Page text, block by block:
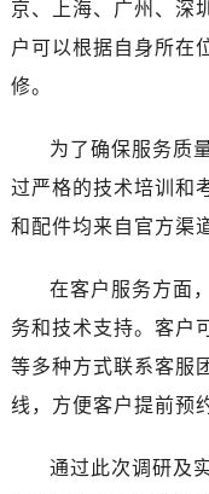
京、上海、广州、深
户可以根据自身所在
修。
为了确保服务质
过严格的技术培训和
和配件均来自官方渠
在客户服务方面
务和技术支持。客户
等多种方式联系客服
线，方便客户提前预
通过此次调研及